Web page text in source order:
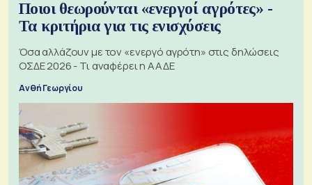
Ποιοι θεωρούνται «ενεργοί αγρότες» -
Τα κριτήρια για τις ενισχύσεις
Όσα αλλάζουν με τον «ενεργό αγρότη» στις δηλώσεις
ΟΣΔΕ 2026 - Τι αναφέρει η ΑΑΔΕ
Ανθή Γεωργίου